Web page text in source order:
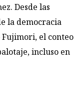
Desde las
la democracia
el conteo
incluso en